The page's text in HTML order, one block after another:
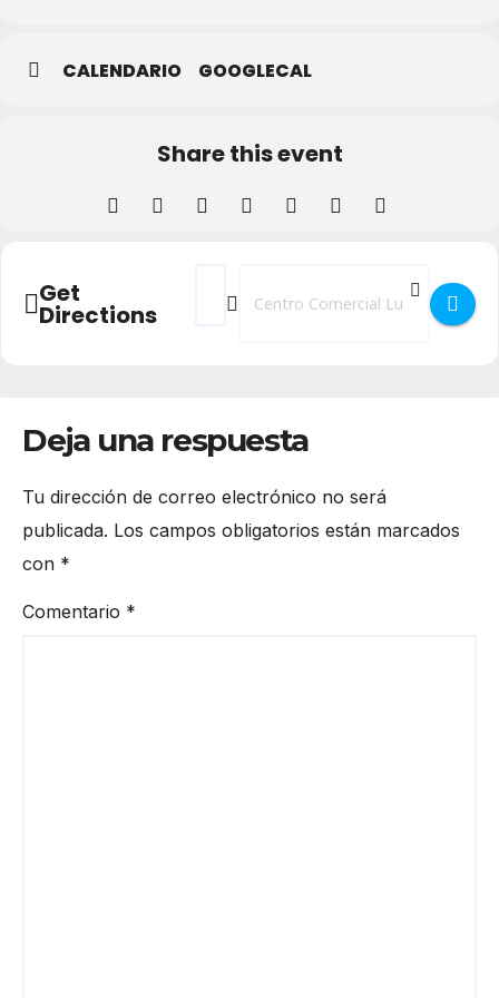
CALENDARIO GOOGLECAL
Share this event
Get
Directions
Address - Cartelera Cines Luz de Castilla
Destination Address - Cartelera
Deja una respuesta
Tu dirección de correo electrónico no será
publicada. Los campos obligatorios están marcados
con *
Comentario *